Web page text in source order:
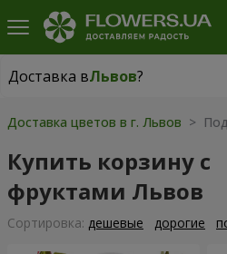
Доставка вЛьвов?
Доставка вЛьвов|
Доставка цветов в г. Львов >
Купить корзину с
фруктами Львов
Cортировка: дешевые дорогие